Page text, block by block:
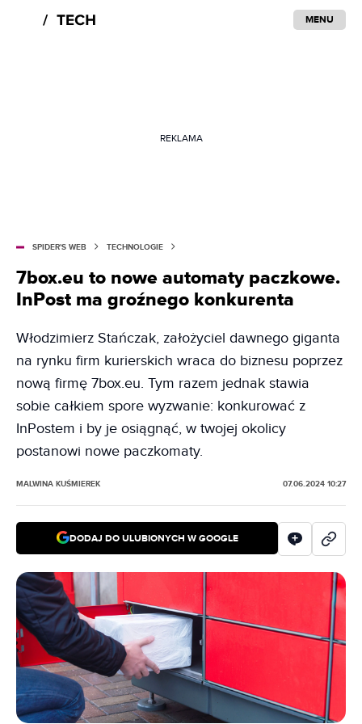
MENU
REKLAMA
SPIDER'S WEB TECHNOLOGIE
7box.eu to nowe automaty paczkowe.
InPost ma groźnego konkurenta
Włodzimierz Stańczak, założyciel dawnego giganta
na rynku firm kurierskich wraca do biznesu poprzez
nową firmę 7box.eu. Tym razem jednak stawia
sobie całkiem spore wyzwanie: konkurować z
InPostem i by je osiągnąć, w twojej okolicy
postanowi nowe paczkomaty.
MALWINA KUŚMIEREK 07.06.2024 10:27
DODAJ DO ULUBIONYCH W GOOGLE